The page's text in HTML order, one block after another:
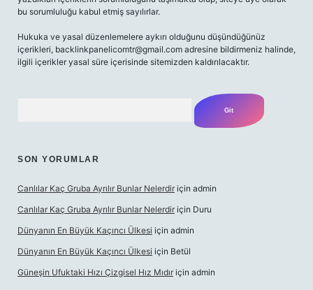
bu sorumluluğu kabul etmiş sayılırlar.
Hukuka ve yasal düzenlemelere aykırı olduğunu düşündüğünüz
içerikleri, backlinkpanelicomtr@gmail.com adresine bildirmeniz halinde,
ilgili içerikler yasal süre içerisinde sitemizden kaldırılacaktır.
SON YORUMLAR
Canlılar Kaç Gruba Ayrılır Bunlar Nelerdir için admin
Canlılar Kaç Gruba Ayrılır Bunlar Nelerdir için Duru
Dünyanın En Büyük Kaçıncı Ülkesi için admin
Dünyanın En Büyük Kaçıncı Ülkesi için Betül
Güneşin Ufuktaki Hızı Çizgisel Hız Mıdır için admin